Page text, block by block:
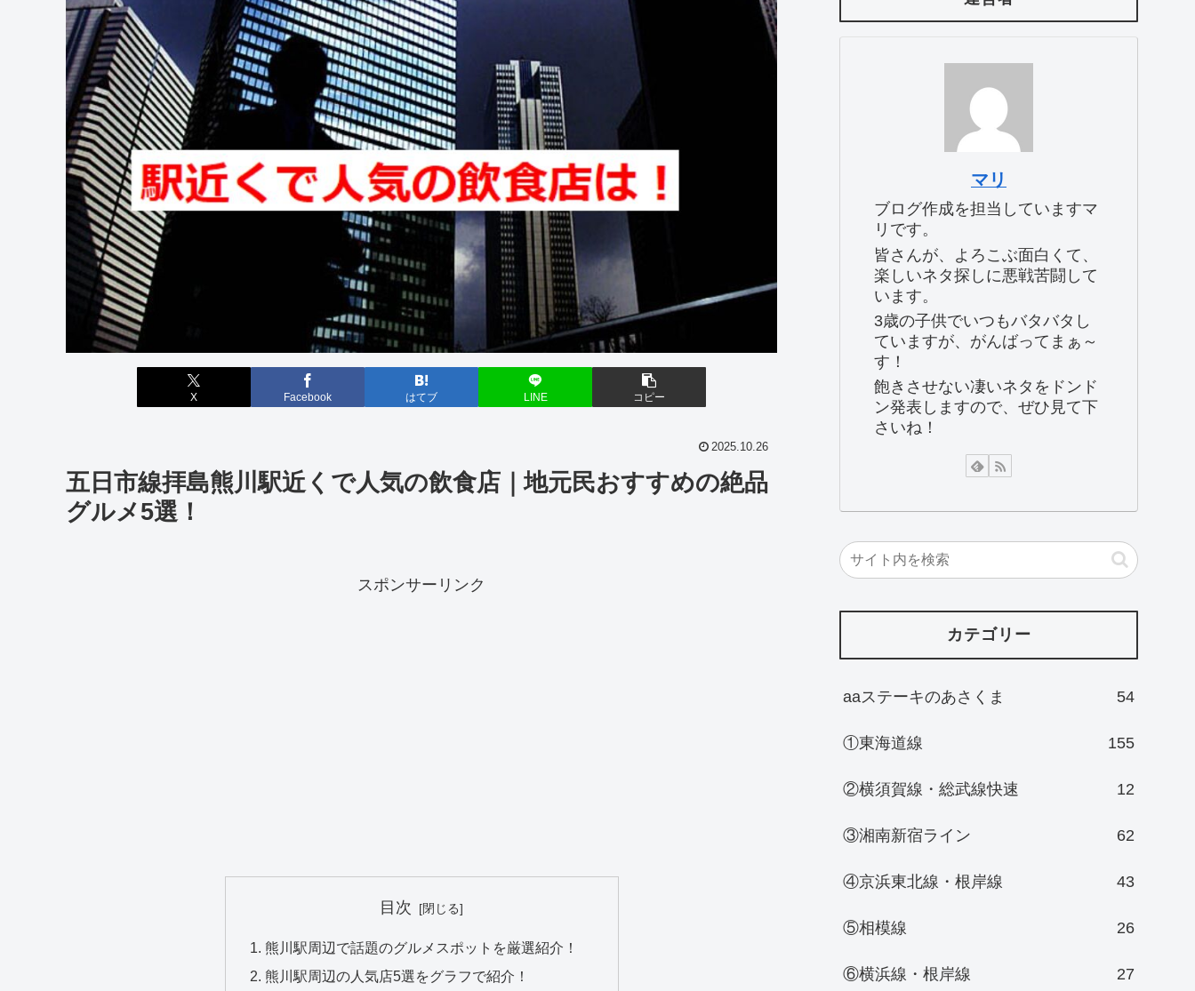
X Facebook はてブ LINE コピー
2025.10.26
五日市線拝島熊川駅近くで人気の飲食店｜地元民おすすめの絶品
グルメ5選！
スポンサーリンク
目次
熊川駅周辺で話題のグルメスポットを厳選紹介！
熊川駅周辺の人気店5選をグラフで紹介！
マリ
ブログ作成を担当していますマ
リです。
皆さんが、よろこぶ面白くて、
楽しいネタ探しに悪戦苦闘して
います。
3歳の子供でいつもバタバタし
ていますが、がんばってまぁ～
す！
飽きさせない凄いネタをドンド
ン発表しますので、ぜひ見て下
さいね！
カテゴリー
aaステーキのあさくま 54
①東海道線 155
②横須賀線・総武線快速 12
③湘南新宿ライン 62
④京浜東北線・根岸線 43
⑤相模線 26
⑥横浜線・根岸線 27